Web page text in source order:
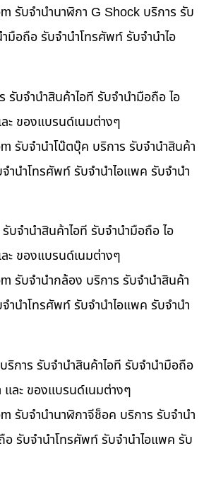
รับจำนำนาฬิกา G Shock บริการ รับ
มือถือ รับจำนำโทรศัพท์ รับจำนำไอ
รับจำนำสินค้าไอที รับจำนำมือถือ ไอ
ะ ของแบรนด์เนมต่างๆ
รับจำนำโน๊ตบุ๊ค บริการ รับจำนำสินค้า
ำนำโทรศัพท์ รับจำนำไอแพค รับจำนำ
บจำนำสินค้าไอที รับจำนำมือถือ ไอ
ะ ของแบรนด์เนมต่างๆ
รับจำนำกล้อง บริการ รับจำนำสินค้า
ำนำโทรศัพท์ รับจำนำไอแพค รับจำนำ
การ รับจำนำสินค้าไอที รับจำนำมือถือ
และ ของแบรนด์เนมต่างๆ
รับจำนำนาฬิกาจีช็อค บริการ รับจำนำ
อ รับจำนำโทรศัพท์ รับจำนำไอแพค รับ